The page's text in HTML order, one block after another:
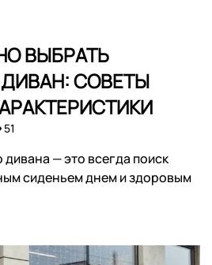
ВЫБРАТЬ
СОВЕТЫ
51
— это всегда поиск
сиденьем днем и здоровым